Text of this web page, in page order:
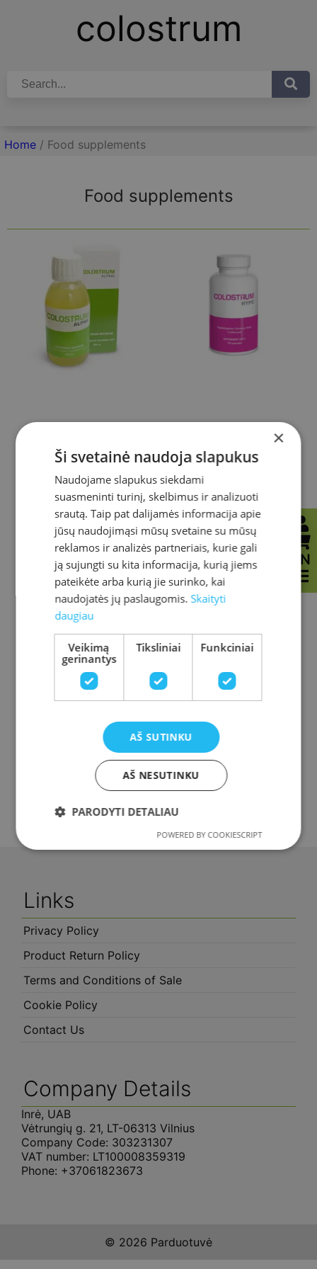
colostrum
EN
Home / Food supplements
Food supplements
Colostrum Alpha
40,00€
Colostrum Hypo
40,00€
Colostrum Immune
40,00€
Colostrum Sport
Links
Privacy Policy
Product Return Policy
Terms and Conditions of Sale
Cookie Policy
Contact Us
Company Details
Inrė, UAB
Vėtrungių g. 21, LT-06313 Vilnius
Company Code: 303231307
VAT number: LT100008359319
Phone: +37061823673
© 2026 Parduotuvė
×
Ši svetainė naudoja slapukus
Naudojame slapukus siekdami
suasmeninti turinį, skelbimus ir analizuoti
srautą. Taip pat dalijamės informacija apie
jūsų naudojimąsi mūsų svetaine su mūsų
reklamos ir analizės partneriais, kurie gali
ją sujungti su kita informacija, kurią jiems
pateikėte arba kurią jie surinko, kai
naudojatės jų paslaugomis. Skaityti
daugiau
Veikimą
gerinantys
Tiksliniai Funkciniai
AŠ SUTINKU
AŠ NESUTINKU
PARODYTI DETALIAU
POWERED BY COOKIESCRIPT